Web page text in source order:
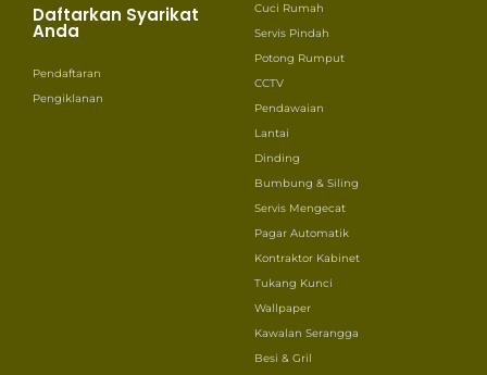
Daftarkan Syarikat
Anda
Pendaftaran
Pengiklanan
Cuci Rumah
Servis Pindah
Potong Rumput
CCTV
Pendawaian
Lantai
Dinding
Bumbung & Siling
Servis Mengecat
Pagar Automatik
Kontraktor Kabinet
Tukang Kunci
Wallpaper
Kawalan Serangga
Besi & Gril